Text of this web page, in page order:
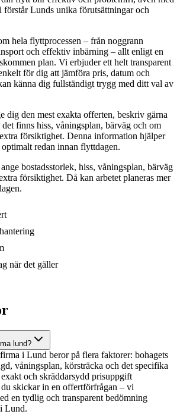
Lunds unika förutsättningar och
hela flyttprocessen – från noggrann
och effektiv inbärning – allt enligt en
plan. Vi erbjuder ett helt transparent
för dig att jämföra pris, datum och
känna dig fullständigt trygg med ditt val av
dig den mest exakta offerten, beskriv gärna
finns hiss, våningsplan, bärväg och om
försiktighet. Denna information hjälper
optimalt redan innan flyttdagen.
bostadsstorlek, hiss, våningsplan, bärväg
försiktighet. Då kan arbetet planeras mer
när det gäller
lund?
i Lund beror på flera faktorer: bohagets
våningsplan, körsträcka och det specifika
och skräddarsydd prisuppgift
skickar in en offertförfrågan – vi
en tydlig och transparent bedömning
Lund.